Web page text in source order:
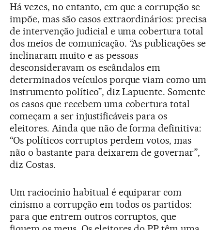
Há vezes, no entanto, em que a corrupção se
impõe, mas são casos extraordinários: precisa
de intervenção judicial e uma cobertura total
dos meios de comunicação. “As publicações se
inclinaram muito e as pessoas
desconsideravam os escândalos em
determinados veículos porque viam como um
instrumento político”, diz Lapuente. Somente
os casos que recebem uma cobertura total
começam a ser injustificáveis para os
eleitores. Ainda que não de forma definitiva:
“Os políticos corruptos perdem votos, mas
não o bastante para deixarem de governar”,
diz Costas.
Um raciocínio habitual é equiparar com
cinismo a corrupção em todos os partidos:
para que entrem outros corruptos, que